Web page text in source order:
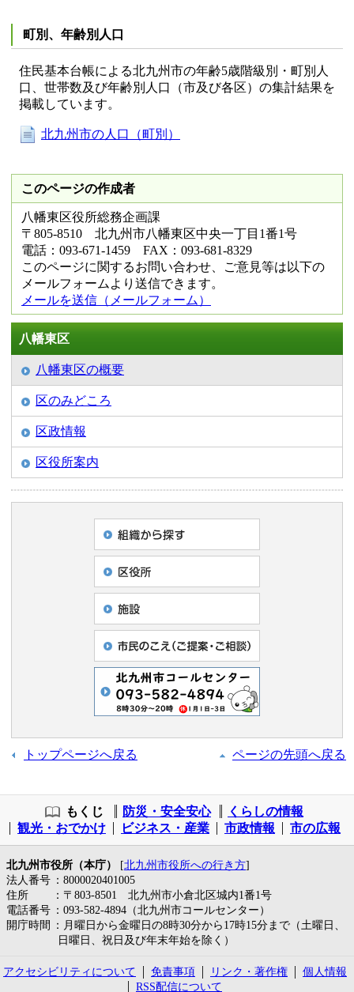
町別、年齢別人口
住民基本台帳による北九州市の年齢5歳階級別・町別人
口、世帯数及び年齢別人口（市及び各区）の集計結果を
掲載しています。
北九州市の人口（町別）
このページの作成者
八幡東区役所総務企画課
〒805-8510 北九州市八幡東区中央一丁目1番1号
電話：093-671-1459 FAX：093-681-8329
このページに関するお問い合わせ、ご意見等は以下の
メールフォームより送信できます。
メールを送信（メールフォーム）
八幡東区
八幡東区の概要
区のみどころ
区政情報
区役所案内
トップページへ戻る ページの先頭へ戻る
もくじ 防災・安全安心
くらしの情報
観光・おでかけ
ビジネス・産業 市政情報 市の広報
北九州市役所（本庁） [北九州市役所への行き方]
法人番号 ：8000020401005
住所
：〒803-8501 北九州市小倉北区城内1番1号
電話番号 ：093-582-4894（北九州市コールセンター）
開庁時間
：月曜日から金曜日の8時30分から17時15分まで（土曜日、
日曜日、祝日及び年末年始を除く）
アクセシビリティについて 免責事項 リンク・著作権
個人情報
RSS配信について